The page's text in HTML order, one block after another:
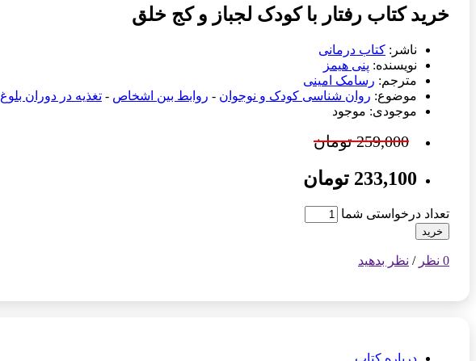
خرید کتاب رفتار با کودک لجباز و کج خلق
ناشر: کتاب درمانی
نویسنده: پنی هیمز
مترجم: رسامک امینی
موضوع: روان شناسی کودک و نوجوان - روابط بین اشخاص - تغذیه در دوران بلوغ
موجودی: موجود
259,000 تومان
233,100 تومان
تعداد درخواستی شما
خرید
0 نظر / نظر بدهید
درباره کتاب